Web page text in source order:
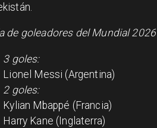
de goleadores del Mundial
3 goles:
Lionel Messi (Argentina)
2 goles:
Kylian Mbappé (Francia)
Harry Kane (Inglaterra)